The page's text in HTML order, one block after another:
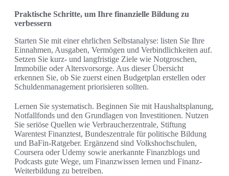
Praktische Schritte, um Ihre finanzielle Bildung zu
verbessern
Starten Sie mit einer ehrlichen Selbstanalyse: listen Sie Ihre
Einnahmen, Ausgaben, Vermögen und Verbindlichkeiten auf.
Setzen Sie kurz- und langfristige Ziele wie Notgroschen,
Immobilie oder Altersvorsorge. Aus dieser Übersicht
erkennen Sie, ob Sie zuerst einen Budgetplan erstellen oder
Schuldenmanagement priorisieren sollten.
Lernen Sie systematisch. Beginnen Sie mit Haushaltsplanung,
Notfallfonds und den Grundlagen von Investitionen. Nutzen
Sie seriöse Quellen wie Verbraucherzentrale, Stiftung
Warentest Finanztest, Bundeszentrale für politische Bildung
und BaFin-Ratgeber. Ergänzend sind Volkshochschulen,
Coursera oder Udemy sowie anerkannte Finanzblogs und
Podcasts gute Wege, um Finanzwissen lernen und Finanz-
Weiterbildung zu betreiben.